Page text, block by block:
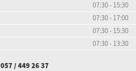
07:30 - 15:30
07:30 - 17:00
07:30 - 15:30
07:30 - 13:30
057 / 449 26 37